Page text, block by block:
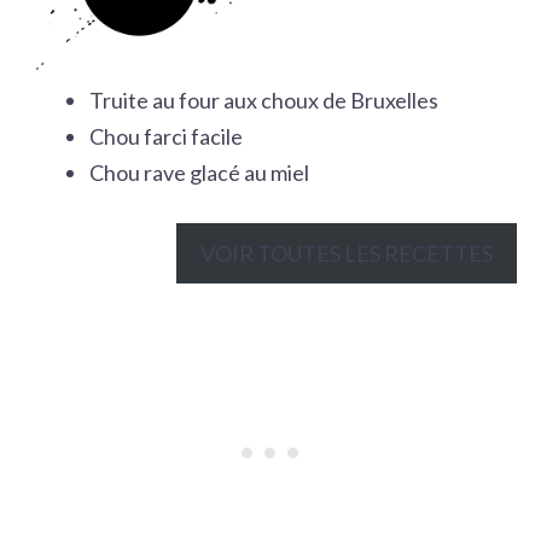
Truite au four aux choux de Bruxelles
Chou farci facile
Chou rave glacé au miel
VOIR TOUTES LES RECETTES